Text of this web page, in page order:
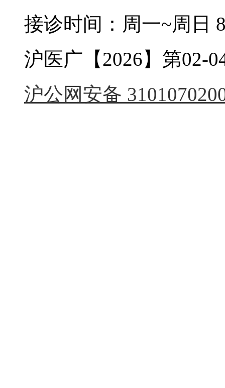
接诊时间：周一~周日
沪医广【2026】第02-
沪公网安备